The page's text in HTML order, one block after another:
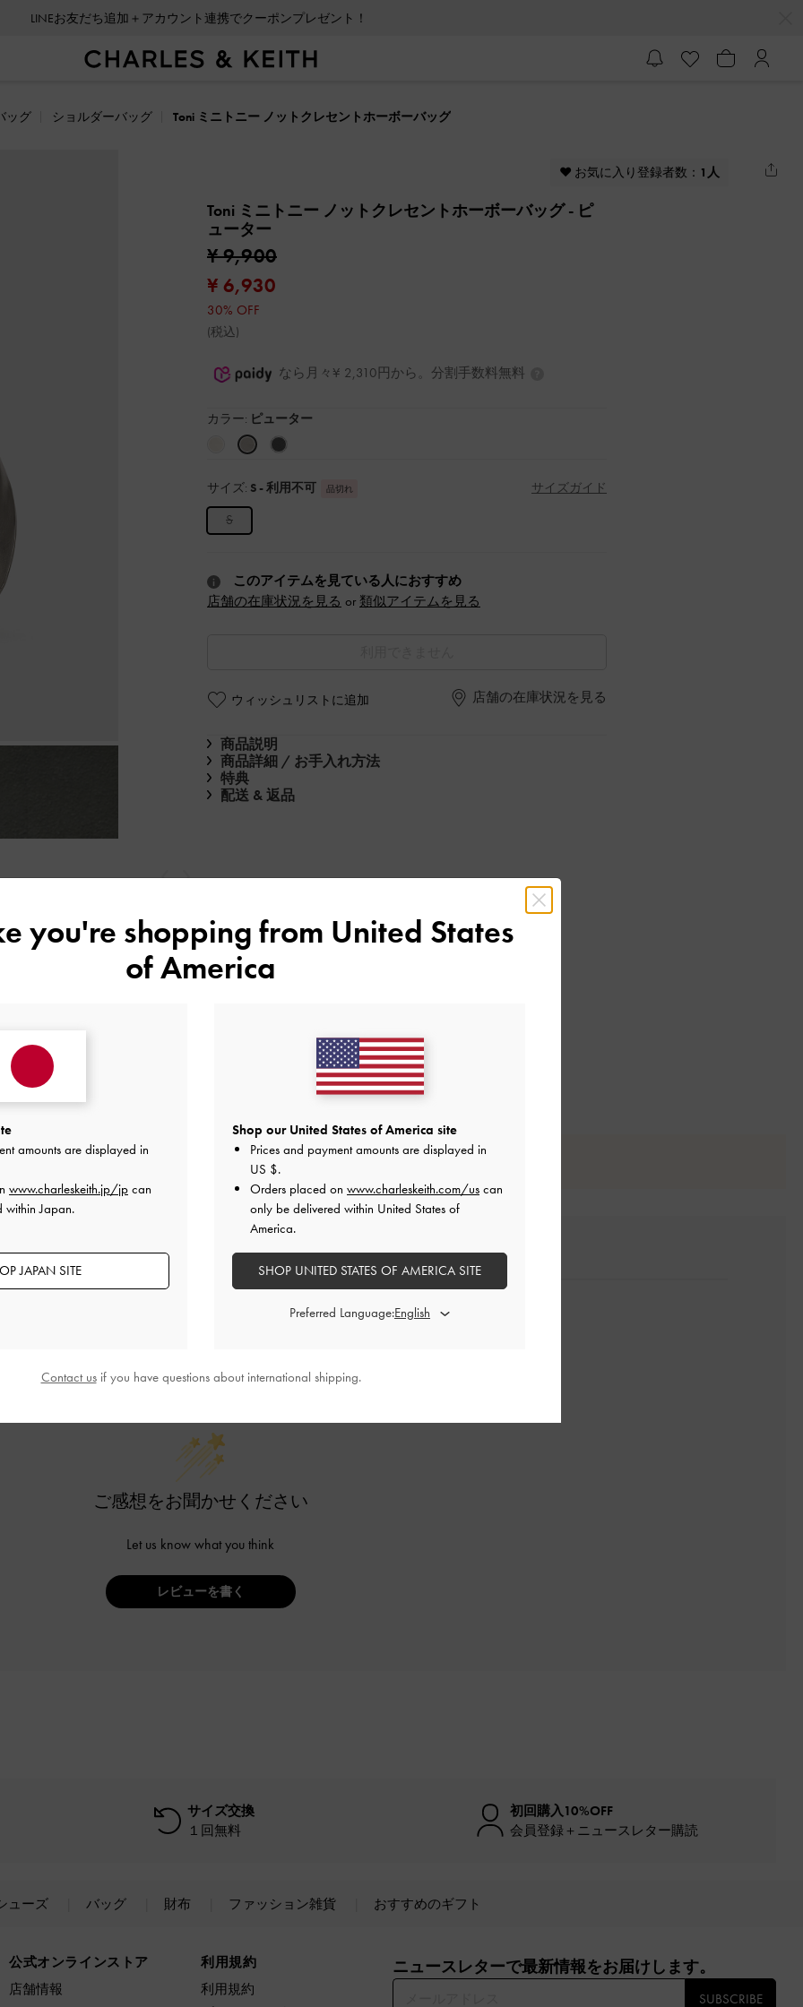
LINEお友だち追加＋アカウント連携でクーポンプレゼント！
ッグ ショルダーバッグ Toni ミニトニー ノットクレセントホーボーバッグ
♥ お気に入り登録者数： 1人
Toni ミニトニー ノットクレセントホーボーバッグ- ピ
ューター
¥ 9,900
¥ 6,930
30% OFF
(税込)
なら月々¥ 2,310円から。分割手数料無料
カラー: ピューター
サイズ: S - 利用不可 品切れ サイズガイド
S
このアイテムを見ている人におすすめ
店舗の在庫状況を見る or 類似アイテムを見る
ウィッシュリストに追加 店舗の在庫状況を見る
商品説明
商品詳細 / お手入れ方法
特典
配送 & 返品
戻る次
レビューは購入した方のみ投稿ができます。
ご感想をお聞かせください
Let us know what you think
レビューを書く
サイズ交換
１回無料
初回購入10%OFF
会員登録＋ニュースレター購読
ューズ バッグ 財布 ファッション雑貨 おすすめのギフト
公式オンラインストア
店舗情報
利用規約
利用規約
ニュースレターで最新情報をお届けします。​
SUBSCRIBE
you're shopping from United States
of America
amounts are displayed in
www.charleskeith.jp/jp can
within Japan.
JAPAN SITE
Shop our United States of America site
Prices and payment amounts are displayed in
US $.
Orders placed on www.charleskeith.com/us can
only be delivered within United States of
America.
SHOP UNITED STATES OF AMERICA SITE
Preferred Language:
Contact usif you have questions about international shipping.